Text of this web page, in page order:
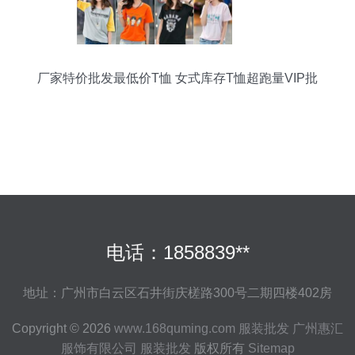
厂家特价批发最低价T恤 女式库存T恤超跑量VIP批
电话：1858839**
地址：广州市白云区石井街庆槎路300号二期四楼402房
Copyright © 2026 www.168quming.com 服装批发 广州惠汇
服饰有限公司
服装批发 版权所有 Sitemap